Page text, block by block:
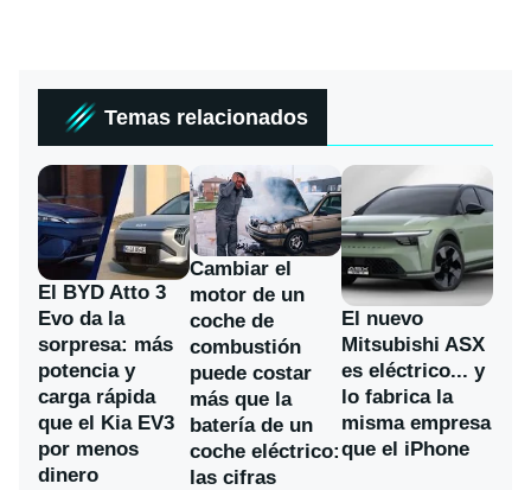
Temas relacionados
El BYD Atto 3
Evo da la
sorpresa: más
potencia y
carga rápida
que el Kia EV3
por menos
dinero
Cambiar el
motor de un
coche de
combustión
puede costar
más que la
batería de un
coche eléctrico:
las cifras
El nuevo
Mitsubishi ASX
es eléctrico... y
lo fabrica la
misma empresa
que el iPhone